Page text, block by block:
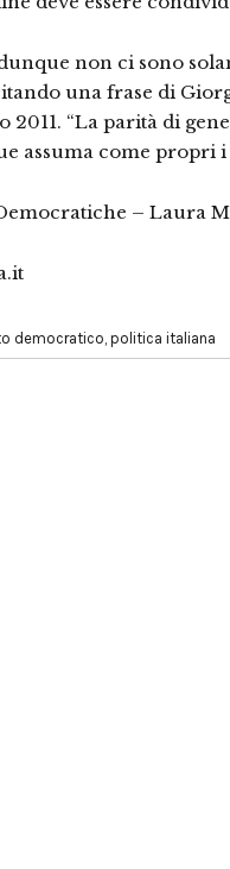
non ci sono
una frase di
2011. “La parità di
assuma come propri
– Laura
democratico, politica italiana